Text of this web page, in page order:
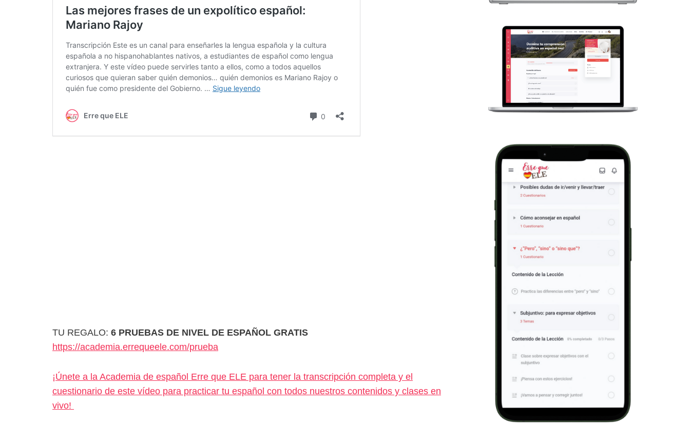
TU REGALO: 6 PRUEBAS DE NIVEL DE ESPAÑOL GRATIS
https://academia.errequeele.com/prueba
¡Únete a la Academia de español Erre que ELE para tener la transcripción completa y el
cuestionario de este vídeo para practicar tu español con todos nuestros contenidos y clases en
vivo!